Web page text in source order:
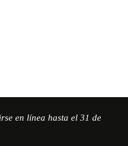
en línea hasta el 31 de